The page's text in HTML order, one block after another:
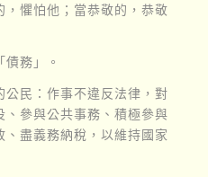
懼怕他；當恭敬的，恭敬
債務」。
民：作事不違反法律，對
、參與公共事務、積極參與
盡義務納稅，以維持國家